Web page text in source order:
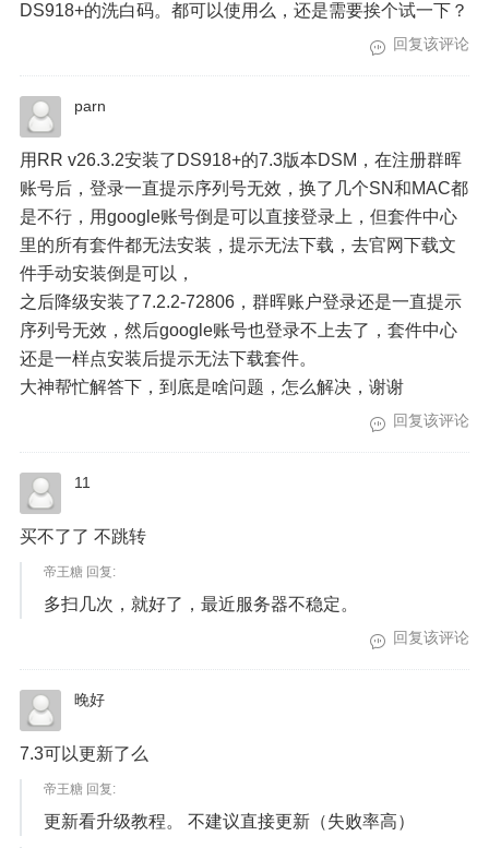
DS918+的洗白码。都可以使用么，还是需要挨个试一下？
回复该评论
parn
用RR v26.3.2安装了DS918+的7.3版本DSM，在注册群晖
账号后，登录一直提示序列号无效，换了几个SN和MAC都
是不行，用google账号倒是可以直接登录上，但套件中心
里的所有套件都无法安装，提示无法下载，去官网下载文
件手动安装倒是可以，
之后降级安装了7.2.2-72806，群晖账户登录还是一直提示
序列号无效，然后google账号也登录不上去了，套件中心
还是一样点安装后提示无法下载套件。
大神帮忙解答下，到底是啥问题，怎么解决，谢谢
回复该评论
11
买不了了 不跳转
帝王糖 回复:
多扫几次，就好了，最近服务器不稳定。
回复该评论
晚好
7.3可以更新了么
帝王糖 回复:
更新看升级教程。 不建议直接更新（失败率高）